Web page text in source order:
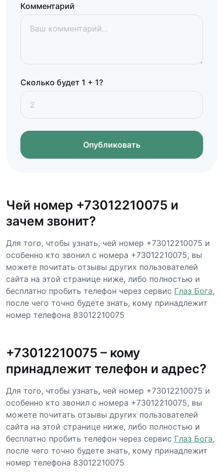
Комментарий
Сколько будет 1 + 1?
Опубликовать
Чей номер +73012210075 и
зачем звонит?
Для того, чтобы узнать, чей номер +73012210075 и
особенно кто звонил с номера +73012210075, вы
можете почитать отзывы других пользователей
сайта на этой странице ниже, либо полностью и
бесплатно пробить телефон через сервис Глаз Бога,
после чего точно будете знать, кому принадлежит
номер телефона 83012210075
+73012210075 – кому
принадлежит телефон и адрес?
Для того, чтобы узнать, чей номер +73012210075 и
особенно кто звонил с номера +73012210075, вы
можете почитать отзывы других пользователей
сайта на этой странице ниже, либо полностью и
бесплатно пробить телефон через сервис Глаз Бога,
после чего точно будете знать, кому принадлежит
номер телефона 83012210075